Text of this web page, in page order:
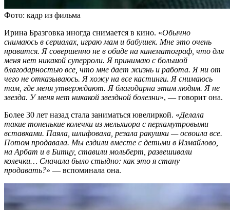
Фото: кадр из фильма
Ирина Бразговка иногда снимается в кино. «Обычно
снимаюсь в сериалах, играю мам и бабушек. Мне это очень
нравится. Я совершенно не в обиде на кинематограф, что для
меня нет никакой суперроли. Я принимаю с большой
благодарностью все, что мне дает жизнь и работа. Я ни от
чего не отказываюсь. Я хожу на все кастинги. Я снимаюсь
там, где меня утверждают. Я благодарна этим людям. Я не
звезда. У меня нет никакой звездной болезни», — говорит она.
Более 30 лет назад стала заниматься ювелиркой. «Делала
такие тоненькие колечки из мельхиора с перламутровыми
вставками. Паяла, шлифовала, резала ракушки — освоила все.
Потом продавала. Мы ездили вместе с детьми в Измайлово,
на Арбат и в Битцу, ставили мольберт, развешивали
колечки… Сначала было стыдно: как это я стану
продавать?» — вспоминала она.